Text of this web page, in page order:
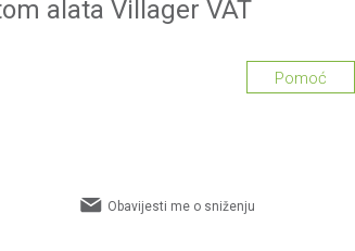
alata Villager VAT
Obavijesti me o sniženju
Pomoć